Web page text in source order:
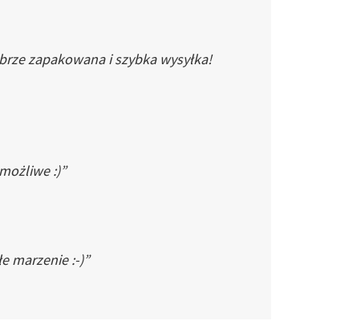
zapakowana i szybka wysyłka!
:)”
marzenie :-)”